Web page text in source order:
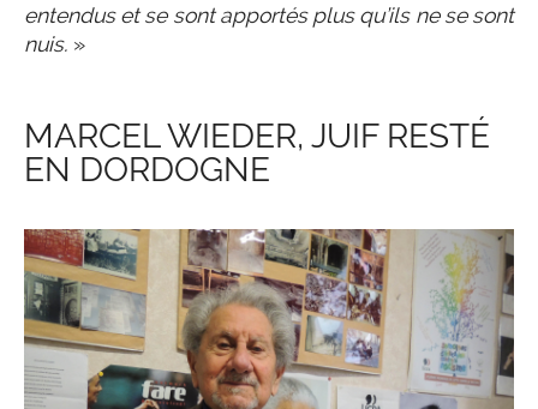
entendus et se sont apportés plus qu’ils ne se sont
nuis. »
MARCEL WIEDER, JUIF RESTÉ
EN DORDOGNE